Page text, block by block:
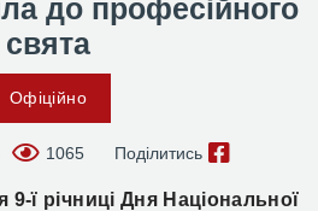
до професійного
свята
Офіційно
1065 Поділитись
9-ї річниці Дня Національної